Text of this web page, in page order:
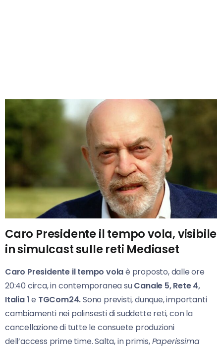
Caro Presidente il tempo vola, visibile
in simulcast sulle reti Mediaset
Caro Presidente iltempo volaè proposto, dalle ore
20:40 circa, in contemporanea suCanale 5, Rete 4,
Italia1e TGCom24.Sono previsti, dunque, importanti
cambiamenti nei palinsesti di suddette reti, con la
cancellazione di tutte le consuete produzioni
dell’access prime time. Salta, in primis,Paperissima